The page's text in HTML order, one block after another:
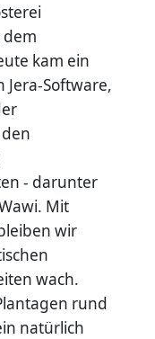
dem
kam ein
Jera-Software,
- darunter
Mit
wir
wach.
rund
natürlich